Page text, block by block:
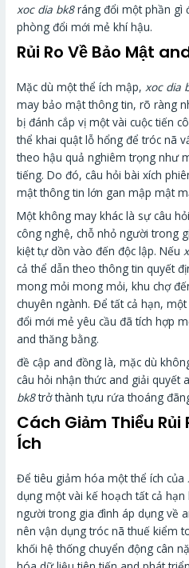
xoc dia bk8ráng đổi một phần gì
phòng đổi mới mẻ khí hậu.
Rủi Ro Về Bảo Mật
Mặc dù một thể ích mập,xoc dia
may bảo mật thông tin, rõ ràng
bị đánh cắp vị một vài cuộc tiến
thể khai quật lỗ hổng để tróc nã
theo hậu quả nghiêm trọng như
tiếng. Do đó, câu hỏi bài xích
mật thông tin lớn gan mập mật
Một không may khác là sự câu
công nghệ, chỗ nhỏ người trong
kiệt tự dồn vào đến độc lập. Nếu
cả thể dẫn theo thông tin quyết
mong mỏi mong mỏi, khu chợ
chuyên ngành. Để tất cả hạn,
đổi mới mẻ yêu cầu đã tích hợp
and thăng bằng.
đề cập and đồng là, mặc dù
câu hỏi nhận thức and giải quyết
bk8trở thành tựu rứa thoáng
Cách Giảm Thiểu Rủi
Ích
Để tiêu giảm hóa một thể ích của
dụng một vài kế hoạch tất cả
người trong gia đình áp dụng về
nên vận dụng tróc nã thuế kiểm
khối hệ thống chuyển động cân